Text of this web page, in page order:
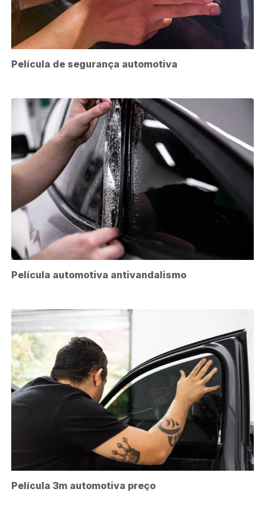
Película de segurança automotiva
Película automotiva antivandalismo
Película 3m automotiva preço